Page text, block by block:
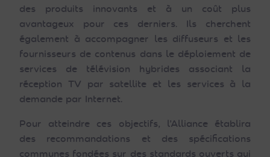
des produits innovants et à un coût plus
avantageux pour ces derniers. Ils cherchent
également à accompagner les diffuseurs et les
fournisseurs de contenus dans le déploiement de
services de télévision hybrides associant la
réception TV par satellite et les services à la
demande par Internet.
Pour atteindre ces objectifs, l’Alliance établira
des recommandations et des spécifications
communes fondées sur des standards ouverts qui